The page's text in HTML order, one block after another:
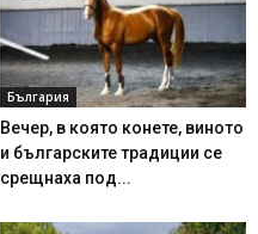
България
Вечер, в която конете, виното
и българските традиции се
срещнаха под...